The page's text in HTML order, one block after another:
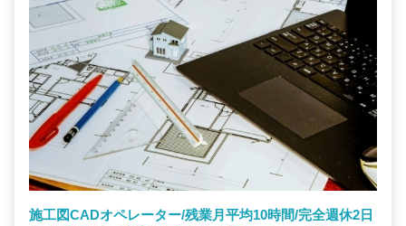
施工図CADオペレーター/残業月平均10時間/完全週休2日